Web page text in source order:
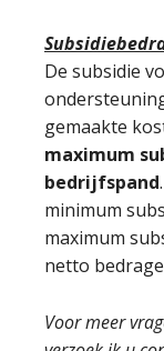
De subsidie
gemaakte
maximum
bedrijfspand
minimum
maximum
netto
Voor meer